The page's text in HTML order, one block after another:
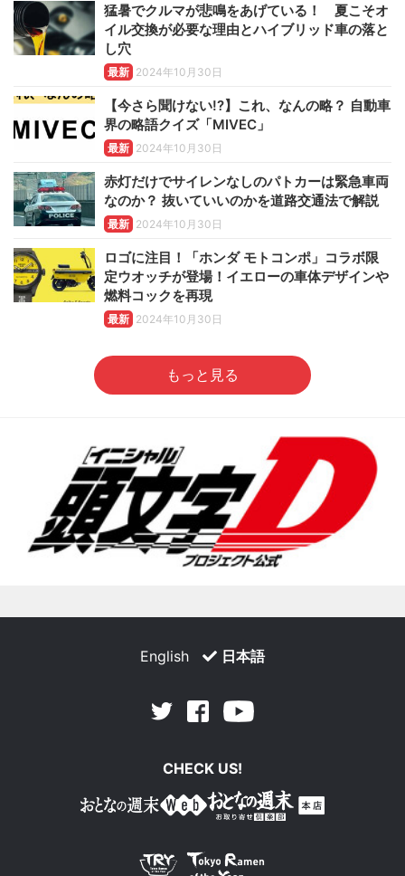
猛暑でクルマが悲鳴をあげている！ 夏こそオ
イル交換が必要な理由とハイブリッド車の落と
し穴
最新 2024年10月30日
【今さら聞けない!?】これ、なんの略？ 自動車
界の略語クイズ「MIVEC」
最新 2024年10月30日
赤灯だけでサイレンなしのパトカーは緊急車両
なのか？ 抜いていいのかを道路交通法で解説
最新 2024年10月30日
ロゴに注目！「ホンダ モトコンポ」コラボ限
定ウオッチが登場！イエローの車体デザインや
燃料コックを再現
最新 2024年10月30日
もっと見る
English 日本語
Twitter Facebook
CHECK US!